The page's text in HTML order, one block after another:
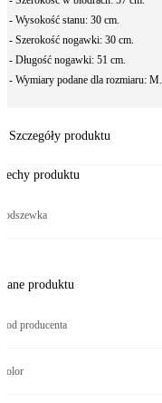
- Wysokość stanu: 30 cm.
- Szerokość nogawki: 30 cm.
- Długość nogawki: 51 cm.
- Wymiary podane dla rozmiaru: M.
Szczegóły produktu
produktu
produktu
producenta